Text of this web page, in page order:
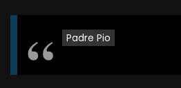
Padre Pio